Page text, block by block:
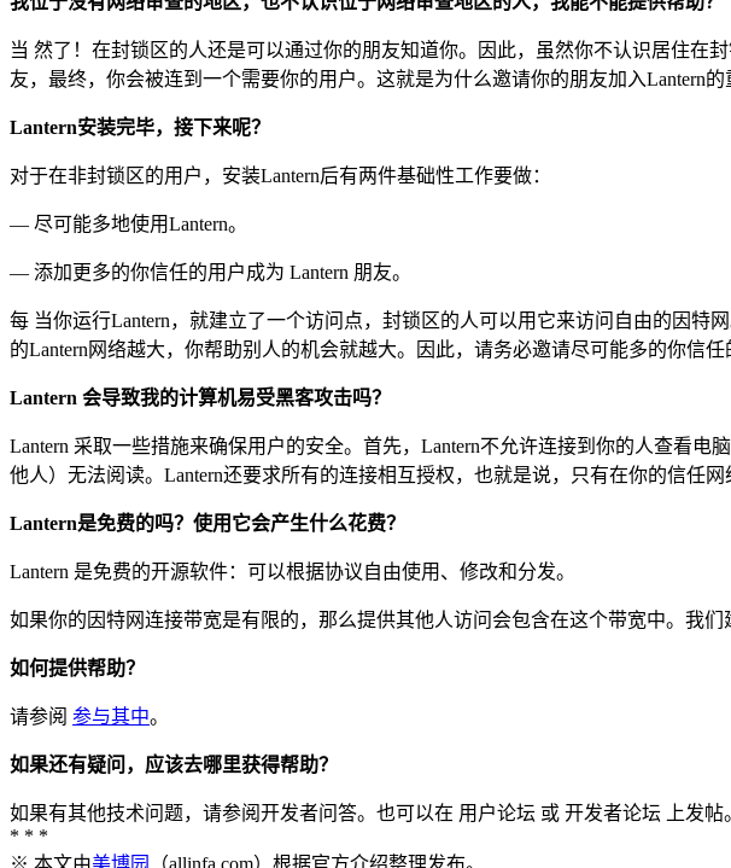
当 然了！在封锁区的人还是可以通过你的朋友知道你。因此，虽然你不认识居住在
友，最终，你会被连到一个需要你的用户。这就是为什么邀请你的朋友加入Lantern
Lantern安装完毕，接下来呢？
对于在非封锁区的用户，安装Lantern后有两件基础性工作要做：
— 尽可能多地使用Lantern。
— 添加更多的你信任的用户成为 Lantern 朋友。
每 当你运行Lantern，就建立了一个访问点，封锁区的人可以用它来访问自由的因
的Lantern网络越大，你帮助别人的机会就越大。因此，请务必邀请尽可能多的你信任
Lantern 会导致我的计算机易受黑客攻击吗？
Lantern 采取一些措施来确保用户的安全。首先，Lantern不允许连接到你的人查看
他人）无法阅读。Lantern还要求所有的连接相互授权，也就是说，只有在你的信任
Lantern是免费的吗？使用它会产生什么花费？
Lantern 是免费的开源软件：可以根据协议自由使用、修改和分发。
如果你的因特网连接带宽是有限的，那么提供其他人访问会包含在这个带宽中。我们
如何提供帮助？
请参阅 参与其中。
如果还有疑问，应该去哪里获得帮助？
如果有其他技术问题，请参阅开发者问答。也可以在 用户论坛 或 开发者论坛 上发帖
* * *
※ 本文由美博园 （allinfa.com）根据官方介绍整理发布。